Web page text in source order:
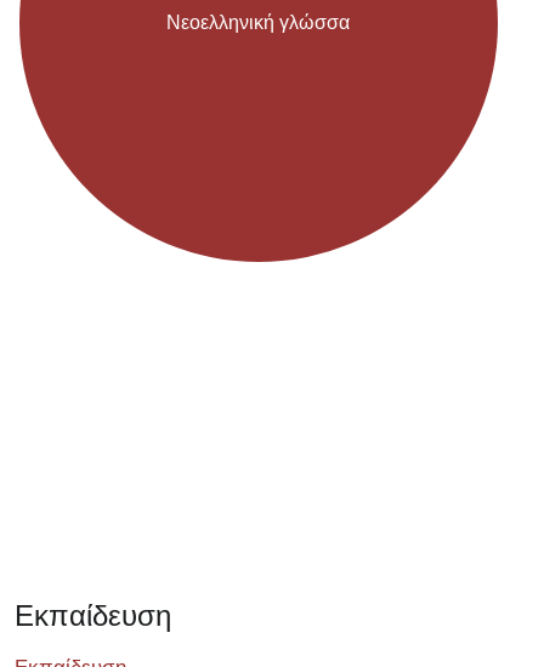
Νεοελληνική γλώσσα
Εκπαίδευση